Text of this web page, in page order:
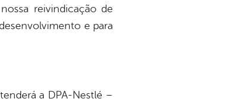
reivindicação de
e para
a DPA-Nestlé –